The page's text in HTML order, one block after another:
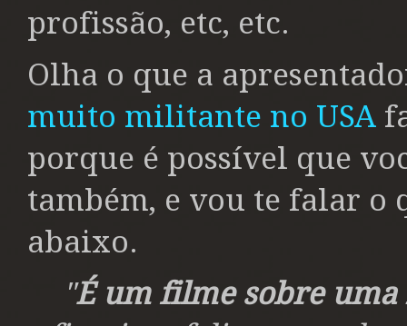
profissão, etc, etc.
Olha o que a
muito militante no USA
porque é possível que
também, e vou te falar o
abaixo.
"É um filme sobre uma